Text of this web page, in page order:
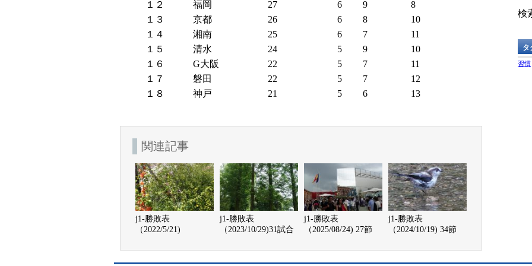
１２
福岡 27 6 9
8
１３
京都 26 6 8
10
１４
湘南 25 6 7
11
１５
清水 24 5 9
10
１６
G大阪 22 5 7
11
１７
磐田 22 5 7
12
１８
神戸 21 5 6 13
関連記事
j1-勝敗表
（2022/5/21)
j1-勝敗表
（2023/10/29)31試合
j1-勝敗表
（2025/08/24) 27節
j1-勝敗表
（2024/10/19) 34節
検
タ
習慣